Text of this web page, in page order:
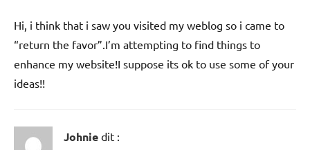
Hi, i think that i saw you visited my weblog so i came to
“return the favor”.I’m attempting to find things to
enhance my website!I suppose its ok to use some of your
ideas!!
Johnie dit :